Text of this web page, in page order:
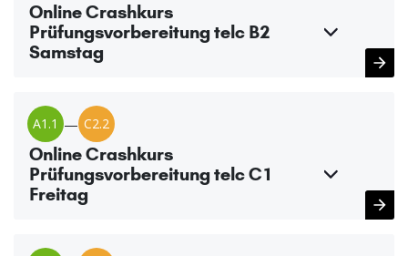
Online Crashkurs
Prüfungsvorbereitung telc B2
Samstag
A1.1 — C2.2
Online Crashkurs
Prüfungsvorbereitung telc C1
Freitag